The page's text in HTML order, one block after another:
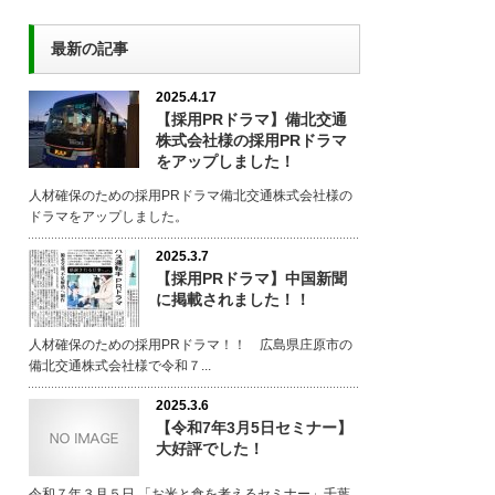
最新の記事
2025.4.17
【採用PRドラマ】備北交通
株式会社様の採用PRドラマ
をアップしました！
人材確保のための採用PRドラマ備北交通株式会社様の
ドラマをアップしました。
2025.3.7
【採用PRドラマ】中国新聞
に掲載されました！！
人材確保のための採用PRドラマ！！ 広島県庄原市の
備北交通株式会社様で令和７...
2025.3.6
【令和7年3月5日セミナー】
大好評でした！